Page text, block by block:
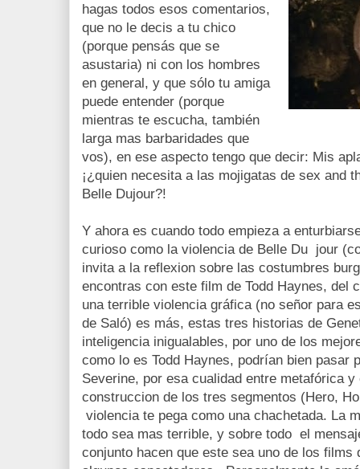
hagas todos esos comentarios,
que no le decis a tu chico
(porque pensás que se
asustaria) ni con los hombres
en general, y que sólo tu amiga
puede entender (porque
mientras te escucha, también
larga mas barbaridades que
vos), en ese aspecto tengo que decir: Mis
¡¿quien necesita a las mojigatas de sex and
Belle Dujour?!
Y ahora es cuando todo empieza a
curioso como la violencia de Belle Du jour
invita a la reflexion sobre las costumbres
encontras con este film de Todd Haynes, del
una terrible violencia gráfica (no señor para
de Saló) es más, estas tres historias de
inteligencia inigualables, por uno de los
como lo es Todd Haynes, podrían bien pasar
Severine, por esa cualidad entre metafórica
construccion de los tres segmentos (Hero,
violencia te pega como una chachetada. La
todo sea mas terrible, y sobre todo el
conjunto hacen que este sea uno de los